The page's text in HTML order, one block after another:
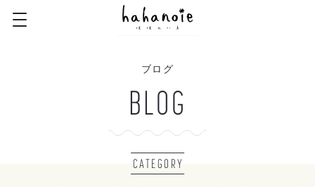
ブログ
BLOG
CATEGORY